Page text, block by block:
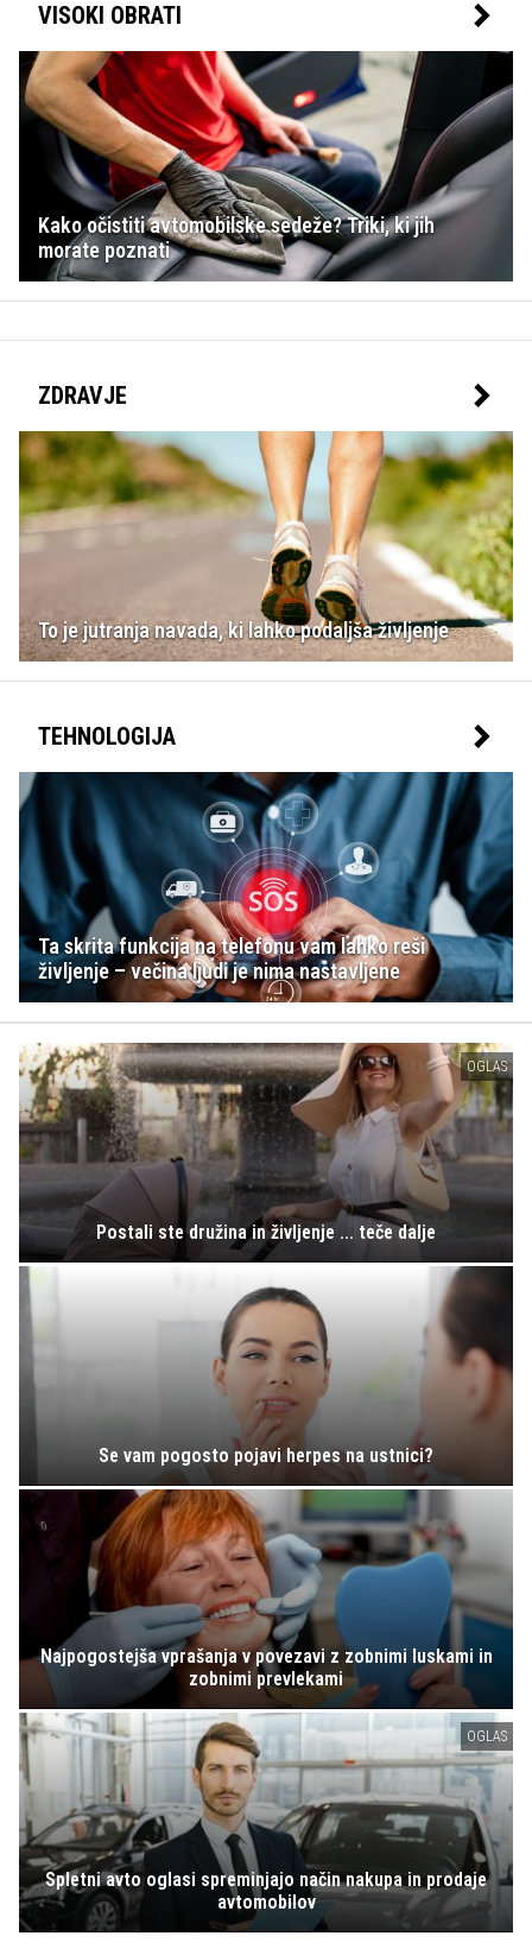
VISOKI OBRATI
Kako očistiti avtomobilske sedeže? Triki, ki jih
morate poznati
ZDRAVJE
To je jutranja navada, ki lahko podaljša življenje
TEHNOLOGIJA
Ta skrita funkcija na telefonu vam lahko reši
življenje – večina ljudi je nima nastavljene
OGLAS
Postali ste družina in življenje ... teče dalje
Se vam pogosto pojavi herpes na ustnici?
Najpogostejša vprašanja v povezavi z zobnimi luskami in
zobnimi prevlekami
OGLAS
Spletni avto oglasi spreminjajo način nakupa in prodaje
avtomobilov